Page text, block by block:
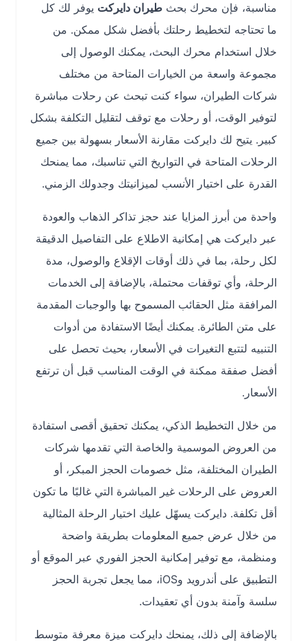
مناسبة، فإن محرك بحث طيران دايركتيوفر لك كل
ما تحتاجه لتخطيط رحلتك بأفضل شكل ممكن. من
خلال استخدام محرك البحث، يمكنك الوصول إلى
مجموعة واسعة من الخيارات المتاحة من مختلف
شركات الطيران، سواء كنت تبحث عن رحلات مباشرة
لتوفير الوقت، أو رحلات مع توقف لتقليل التكلفة بشكل
كبير. يتيح لك دايركت مقارنة الأسعار بسهولة بين جميع
الرحلات المتاحة في التواريخ التي تناسبك، مما يمنحك
القدرة على اختيار الأنسب لميزانيتك وجدولك الزمني.
واحدة من أبرز المزايا عند حجز تذاكر الذهاب والعودة
عبر دايركت هي إمكانية الاطلاع على التفاصيل الدقيقة
لكل رحلة، بما في ذلك أوقات الإقلاع والوصول، مدة
الرحلة، وأي توقفات محتملة، بالإضافة إلى الخدمات
المرافقة مثل الحقائب المسموح بها والوجبات المقدمة
على متن الطائرة. يمكنك أيضًا الاستفادة من أدوات
التنبيه لتتبع التغيرات في الأسعار، بحيث تحصل على
أفضل صفقة ممكنة في الوقت المناسب قبل أن ترتفع
الأسعار.
من خلال التخطيط الذكي، يمكنك تحقيق أقصى استفادة
من العروض الموسمية والخاصة التي تقدمها شركات
الطيران المختلفة، مثل خصومات الحجز المبكر، أو
العروض على الرحلات غير المباشرة التي غالبًا ما تكون
أقل تكلفة. دايركت يسهّل عليك اختيار الرحلة المثالية
من خلال عرض جميع المعلومات بطريقة واضحة
ومنظمة، مع توفير إمكانية الحجز الفوري عبر الموقع أو
التطبيق على أندرويد وiOS، مما يجعل تجربة الحجز
سلسة وآمنة بدون أي تعقيدات.
بالإضافة إلى ذلك، يمنحك دايركت ميزة معرفة متوسط